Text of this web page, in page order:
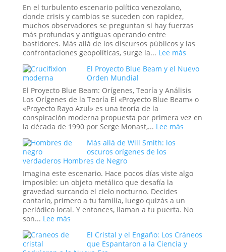
Tiempo
Infinito
y
Ciclo
Eterno
la
En el turbulento escenario político venezolano,
donde crisis y cambios se suceden con rapidez,
muchos observadores se preguntan si hay fuerzas
más profundas y antiguas operando entre
bastidores. Más allá de los discursos públicos y las
confrontaciones geopolíticas, surge la... Lee más:
Mano
Masonería
y
Esotérico
Venezuela
El Proyecto Blue Beam y el Nuevo
Orden Mundial
El Proyecto Blue Beam: Orígenes, Teoría y Análisis
Los Orígenes de la Teoría El «Proyecto Blue Beam» o
«Proyecto Rayo Azul» es una teoría de la
conspiración moderna propuesta por primera vez en
la década de 1990 por Serge Monast,... Lee más:
y
el
Orden
Mundial
Más allá de Will Smith: los
oscuros orígenes de los
verdaderos Hombres de Negro
Imagina este escenario. Hace pocos días viste algo
imposible: un objeto metálico que desafía la
gravedad surcando el cielo nocturno. Decides
contarlo, primero a tu familia, luego quizás a un
periódico local. Y entonces, llaman a tu puerta. No
son... Lee más:
El Cristal y el Engaño: Los Cráneos
que Espantaron a la Ciencia y